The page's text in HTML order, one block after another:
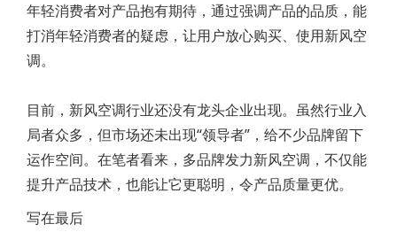
年轻消费者对产品抱有期待，通过强调产品的品质，能
打消年轻消费者的疑虑，让用户放心购买、使用新风空
调。
目前，新风空调行业还没有龙头企业出现。虽然行业入
局者众多，但市场还未出现“领导者”，给不少品牌留下
运作空间。在笔者看来，多品牌发力新风空调，不仅能
提升产品技术，也能让它更聪明，令产品质量更优。
写在最后